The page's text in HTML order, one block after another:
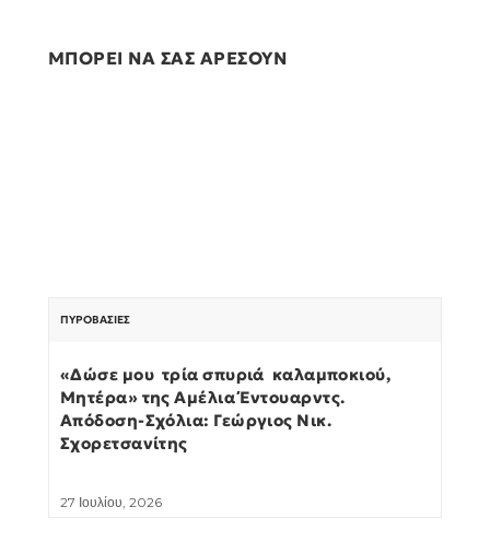
ΜΠΟΡΕΙ ΝΑ ΣΑΣ ΑΡΕΣΟΥΝ
ΠΥΡΟΒΑΣΊΕΣ
«Δώσε μου τρία σπυριά καλαμποκιού,
Μητέρα» της Αμέλια Έντουαρντς.
Απόδοση-Σχόλια: Γεώργιος Νικ.
Σχορετσανίτης
27 Ιουλίου, 2026